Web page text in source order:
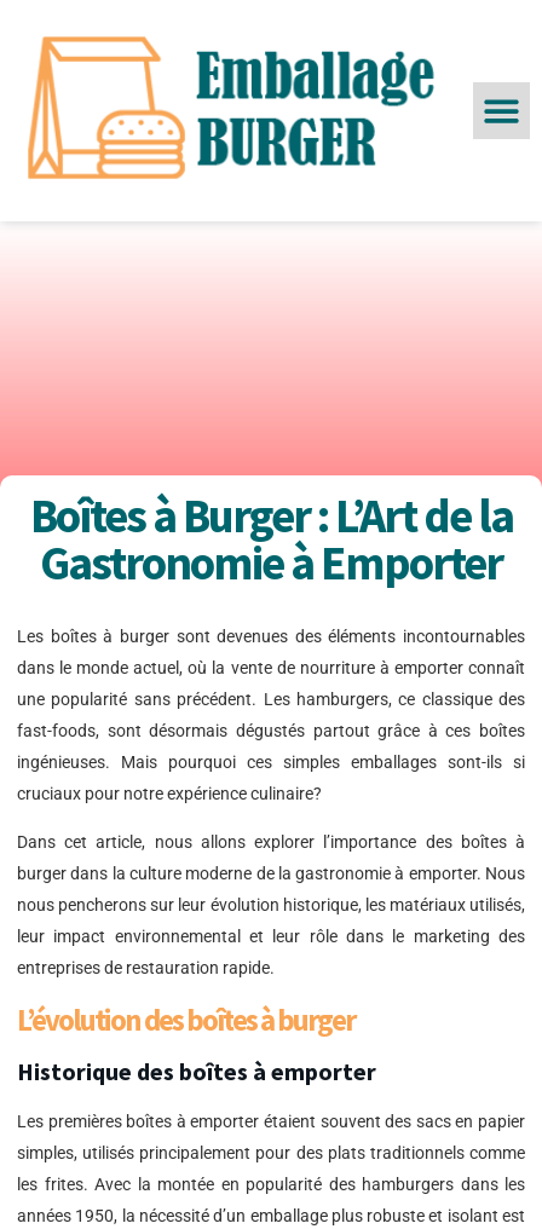
Boîtes à Burger : L’Art de la
Gastronomie à Emporter
Les boîtes à burger sont devenues des éléments incontournables
dans le monde actuel, où la vente de nourriture à emporter connaît
une popularité sans précédent. Les hamburgers, ce classique des
fast-foods, sont désormais dégustés partout grâce à ces boîtes
ingénieuses. Mais pourquoi ces simples emballages sont-ils si
cruciaux pour notre expérience culinaire?
Dans cet article, nous allons explorer l’importance des boîtes à
burger dans la culture moderne de la gastronomie à emporter. Nous
nous pencherons sur leur évolution historique, les matériaux utilisés,
leur impact environnemental et leur rôle dans le marketing des
entreprises de restauration rapide.
L’évolution des boîtes à burger
Historique des boîtes à emporter
Les premières boîtes à emporter étaient souvent des sacs en papier
simples, utilisés principalement pour des plats traditionnels comme
les frites. Avec la montée en popularité des hamburgers dans les
années 1950, la nécessité d’un emballage plus robuste et isolant est